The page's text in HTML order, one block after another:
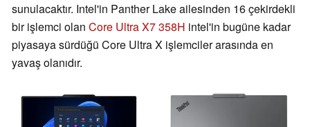
sunulacaktır. Intel'in Panther Lake ailesinden 16 çekirdekli
bir işlemci olan Core Ultra X7 358H intel'in bugüne kadar
piyasaya sürdüğü Core Ultra X işlemciler arasında en
yavaş olanıdır.